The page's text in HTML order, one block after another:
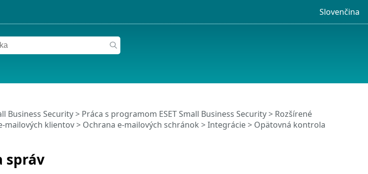
Slovenčina
správ
Business Security> Práca s programom ESET Small Business Security> Rozšírené
klientov> Ochrana e‑mailových schránok >Integrácie> Opätovná kontrola